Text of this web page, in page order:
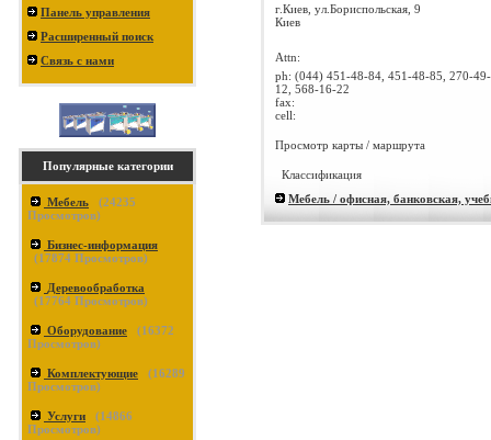
Панель управления
Расширенный поиск
Связь с нами
Популярные категории
Мебель (24235
Просмотров)
Бизнес-информация
(17874 Просмотров)
Деревообработка
(17764 Просмотров)
Оборудование (16372
Просмотров)
Комплектующие (16289
Просмотров)
Услуги (14866
Просмотров)
г.Киев, ул.Бориспольская, 9
Киев
Attn:
ph: (044) 451-48-84, 451-48-85, 270-
12, 568-16-22
fax:
cell:
Просмотр карты / маршрута
Классификация
Мебель / офисная, банковская,